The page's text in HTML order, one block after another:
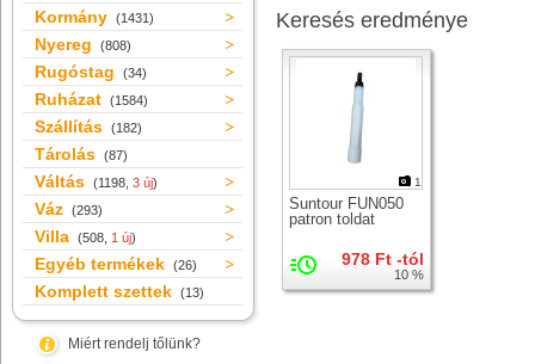
Kormány (1431)
Nyereg (808)
Rugóstag (34)
Ruházat (1584)
Szállítás (182)
Tárolás (87)
Váltás (1198, 3 új)
Váz (293)
Villa (508, 1 új)
Egyéb termékek (26)
Komplett szettek (13)
Miért rendelj tőlünk?
Keresés eredménye
1
Suntour FUN050
patron toldat
978 Ft -tól
10 %